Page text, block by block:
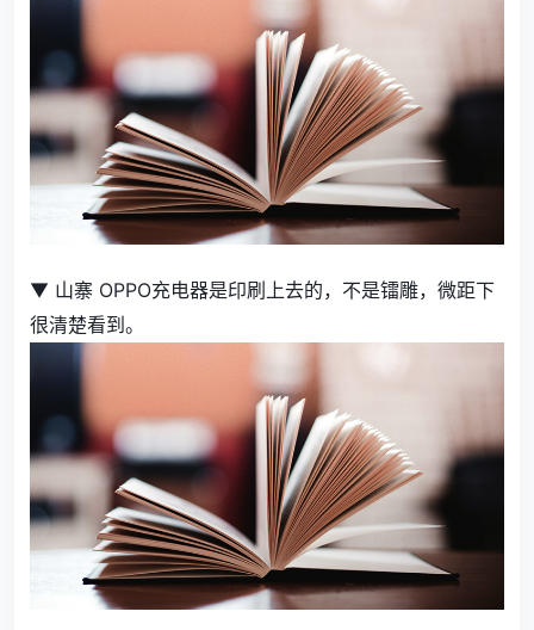
▼ 山寨 OPPO充电器是印刷上去的，不是镭雕，微距下
很清楚看到。